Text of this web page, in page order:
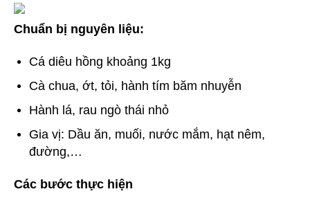
Chuẩn bị nguyên liệu:
Cá diêu hồng khoảng 1kg
Cà chua, ớt, tỏi, hành tím băm nhuyễn
Hành lá, rau ngò thái nhỏ
Gia vị: Dầu ăn, muối, nước mắm, hạt nêm,
đường,…
Các bước thực hiện